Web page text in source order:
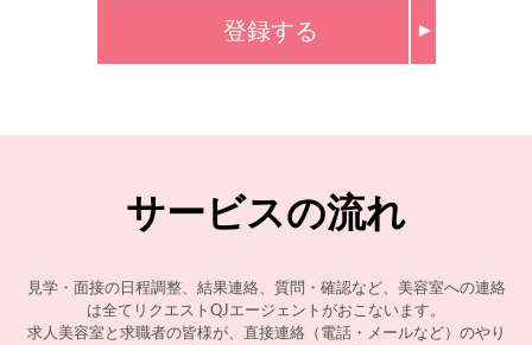
登録する
サービスの流れ
見学・面接の日程調整、結果連絡、質問・確認など、美容室への連絡
は全てリクエストQJエージェントがおこないます。
求人美容室と求職者の皆様が、直接連絡（電話・メールなど）のやり